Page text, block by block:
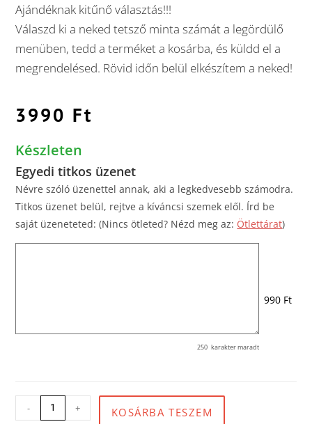
Ajándéknak kitűnő választás!!!
Válaszd ki a neked tetsző minta számát a legördülő
menüben, tedd a terméket a kosárba, és küldd el a
megrendelésed. Rövid időn belül elkészítem a neked!
3990 Ft
Készleten
Egyedi titkos üzenet
Névre szóló üzenettel annak, aki a legkedvesebb számodra.
Titkos üzenet belül, rejtve a kíváncsi szemek elől. Írd be
saját üzeneteted: (Nincs ötleted? Nézd meg az: Ötlettárat)
250 karakter maradt
990 Ft
- + KOSÁRBA TESZEM